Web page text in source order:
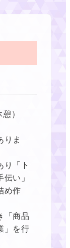
）
ま
「ト
い」
め作
「商品
」を行